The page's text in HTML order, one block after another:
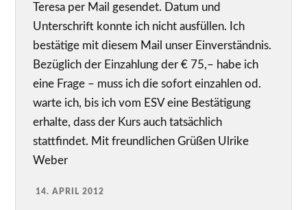
Teresa per Mail gesendet. Datum und
Unterschrift konnte ich nicht ausfüllen. Ich
bestätige mit diesem Mail unser Einverständnis.
Bezüglich der Einzahlung der € 75,– habe ich
eine Frage – muss ich die sofort einzahlen od.
warte ich, bis ich vom ESV eine Bestätigung
erhalte, dass der Kurs auch tatsächlich
stattfindet. Mit freundlichen Grüßen Ulrike
Weber
14. APRIL 2012